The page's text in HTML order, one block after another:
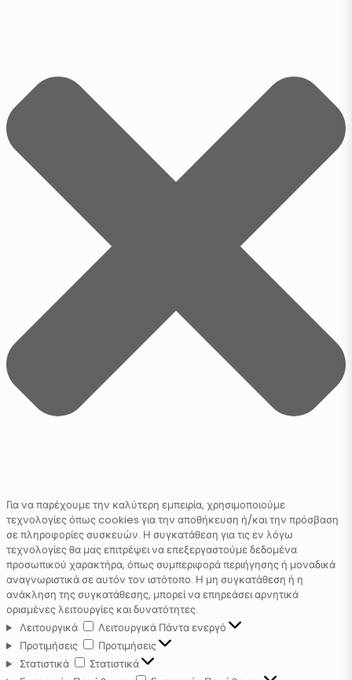
Για να παρέχουμε την καλύτερη εμπειρία, χρησιμοποιούμε
τεχνολογίες όπως cookies για την αποθήκευση ή/και την πρόσβαση
σε πληροφορίες συσκευών. Η συγκατάθεση για τις εν λόγω
τεχνολογίες θα μας επιτρέψει να επεξεργαστούμε δεδομένα
προσωπικού χαρακτήρα, όπως συμπεριφορά περιήγησης ή μοναδικά
αναγνωριστικά σε αυτόν τον ιστότοπο. Η μη συγκατάθεση ή η
ανάκληση της συγκατάθεσης, μπορεί να επηρεάσει αρνητικά
ορισμένες λειτουργίες και δυνατότητες.
Λειτουργικά
Λειτουργικά Πάντα ενεργό
Προτιμήσεις
Προτιμήσεις
Στατιστικά
Στατιστικά